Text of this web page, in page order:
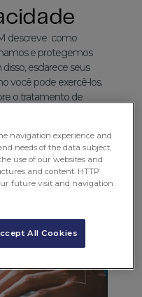
descreve como
e protegemos
esclarece seus
você pode exercê-los.
o tratamento de
navigation experience and
needs of the data subject,
use of our websites and
and content. HTTP
future visit and navigation
All Cookies